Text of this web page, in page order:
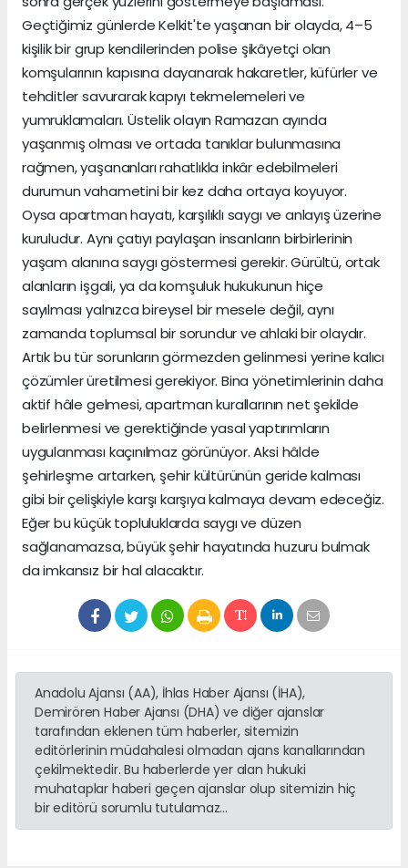
Geçtiğimiz günlerde Kelkit'te yaşanan bir olayda, 4–5
kişilik bir grup kendilerinden polise şikâyetçi olan
komşularının kapısına dayanarak hakaretler, küfürler ve
tehditler savurarak kapıyı tekmelemeleri ve
yumruklamaları. Üstelik olayın Ramazan ayında
yaşanmış olması ve ortada tanıklar bulunmasına
rağmen, yaşananları rahatlıkla inkâr edebilmeleri
durumun vahametini bir kez daha ortaya koyuyor.
Oysa apartman hayatı, karşılıklı saygı ve anlayış üzerine
kuruludur. Aynı çatıyı paylaşan insanların birbirlerinin
yaşam alanına saygı göstermesi gerekir. Gürültü, ortak
alanların işgali, ya da komşuluk hukukunun hiçe
sayılması yalnızca bireysel bir mesele değil, aynı
zamanda toplumsal bir sorundur ve ahlaki bir olaydır.
Artık bu tür sorunların görmezden gelinmesi yerine kalıcı
çözümler üretilmesi gerekiyor. Bina yönetimlerinin daha
aktif hâle gelmesi, apartman kurallarının net şekilde
belirlenmesi ve gerektiğinde yasal yaptırımların
uygulanması kaçınılmaz görünüyor. Aksi hâlde
şehirleşme artarken, şehir kültürünün geride kalması
gibi bir çelişkiyle karşı karşıya kalmaya devam edeceğiz.
Eğer bu küçük topluluklarda saygı ve düzen
sağlanamazsa, büyük şehir hayatında huzuru bulmak
da imkansız bir hal alacaktır.
Anadolu Ajansı (AA), İhlas Haber Ajansı (İHA),
Demirören Haber Ajansı (DHA) ve diğer ajanslar
tarafından eklenen tüm haberler, sitemizin
editörlerinin müdahalesi olmadan ajans kanallarından
çekilmektedir. Bu haberlerde yer alan hukuki
muhataplar haberi geçen ajanslar olup sitemizin hiç
bir editörü sorumlu tutulamaz...